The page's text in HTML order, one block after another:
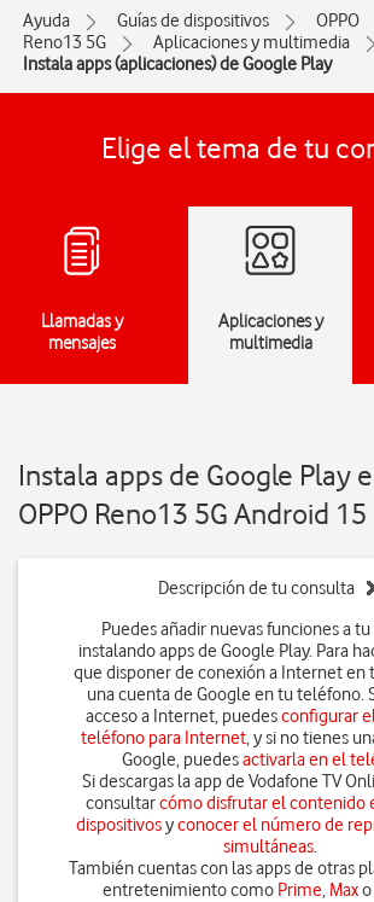
Ayuda Guías de dispositivos
OPPO
Reno13 5G
Aplicaciones y multimedia
Instala apps (aplicaciones) de Google Play
Elige el tema de tu
Llamadas y
mensajes
Aplicaciones y
multimedia
Instala apps de Google Play
OPPO Reno13 5G Android 15
Descripción de tu consulta
Puedes añadir nuevas funciones a
instalando apps de Google Play. Para
que disponer de conexión a Internet en
una cuenta de Google en tu teléfono.
acceso a Internet, puedesconfigurar
teléfono para Internet, y si no tienes
Google, puedesactivarla en el
Si descargas la app de Vodafone TV
consultarcómo disfrutar el contenido
dispositivosyconocer el número de
simultáneas.
También cuentas con las apps de otras
entretenimiento como Prime, Maxo